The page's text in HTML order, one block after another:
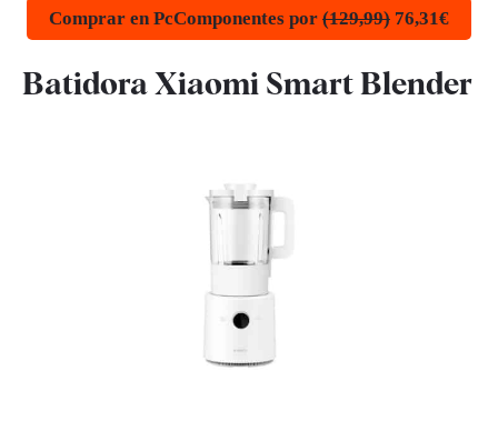
Comprar en PcComponentes por (129,99) 76,31€
Batidora Xiaomi Smart Blender